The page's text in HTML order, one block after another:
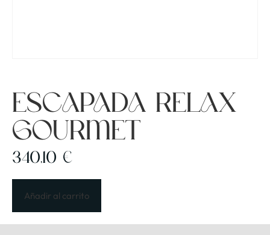
Escapada Relax
Gourmet
340,10 €
Añadir al carrito